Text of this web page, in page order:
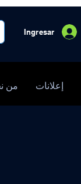
Ingresar
من إعلانات